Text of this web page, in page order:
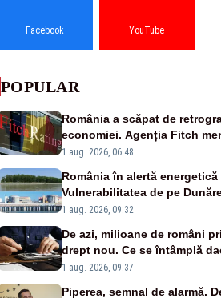
Facebook YouTube
POPULAR
România a scăpat de
economiei. Agenția Fitch
„BBB-” cu perspectivă
1 aug. 2026, 06:48
România în alertă energetică
Vulnerabilitatea de pe
pericol Centrala Cernavodă
1 aug. 2026, 09:32
De azi, milioane de români
drept nou. Ce se întâmplă
un produs
1 aug. 2026, 09:37
Piperea, semnal de alarmă.